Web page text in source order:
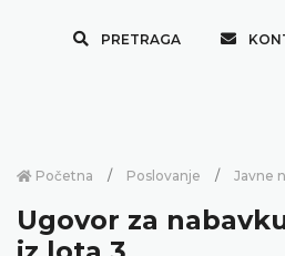
PRETRAGA
Početna Poslovanje Javne
Ugovor za